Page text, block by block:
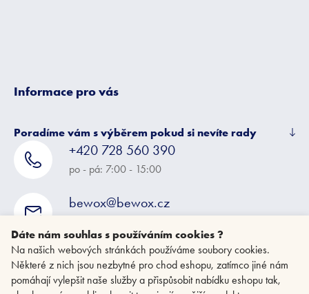
Dáte nám souhlas s používáním cookies ?
Na našich webových stránkách používáme soubory cookies.
Některé z nich jsou nezbytné pro chod eshopu, zatímco jiné nám
pomáhají vylepšit naše služby a přispůsobit nabídku eshopu tak,
Informace pro vás
Poradíme vám s výběrem pokud si nevíte rady
+420 728 560 390
po - pá: 7:00 - 15:00
bewox@bewox.cz